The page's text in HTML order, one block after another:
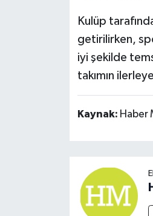
Kulüp
getirilirken,
iyi şekilde
takımın
Kaynak: Haber